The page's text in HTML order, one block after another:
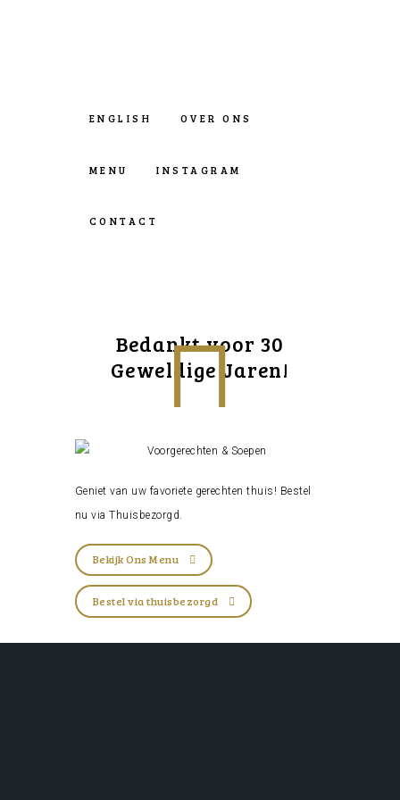
ENGLISH OVER ONS
MENU INSTAGRAM
CONTACT
Bedankt voor 30
Geweldige Jaren!
Geniet van uw favoriete gerechten thuis! Bestel
nu viaThuisbezorgd
Bekijk Ons Menu
Bestel via thuisbezorgd